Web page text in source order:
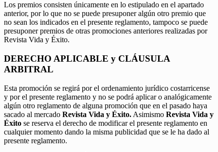
Los premios consisten únicamente en lo estipulado en el apartado
anterior, por lo que no se puede presuponer algún otro premio que
no sean los indicados en el presente reglamento, tampoco se puede
presuponer premios de otras promociones anteriores realizadas por
Revista Vida y Éxito.
DERECHO APLICABLE y CLÁUSULA
ARBITRAL
Esta promoción se regirá por el ordenamiento jurídico costarricense
y por el presente reglamento y no se podrá aplicar o analógicamente
algún otro reglamento de alguna promoción que en el pasado haya
sacado al mercado Revista Vida y Éxito. Asimismo Revista Vida y
Éxito se reserva el derecho de modificar el presente reglamento en
cualquier momento dando la misma publicidad que se le ha dado al
presente reglamento.